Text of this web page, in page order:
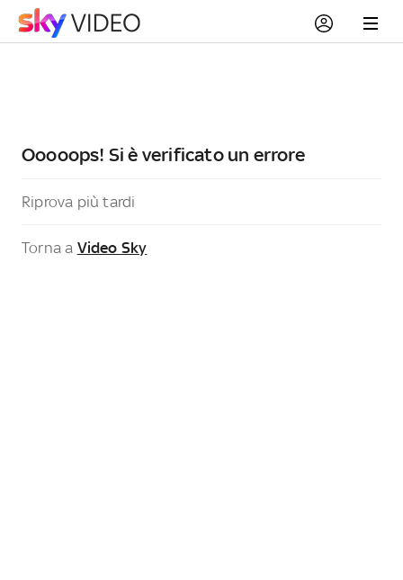
Ooooops! Si è verificato un errore
Riprova più tardi
Torna a Video Sky